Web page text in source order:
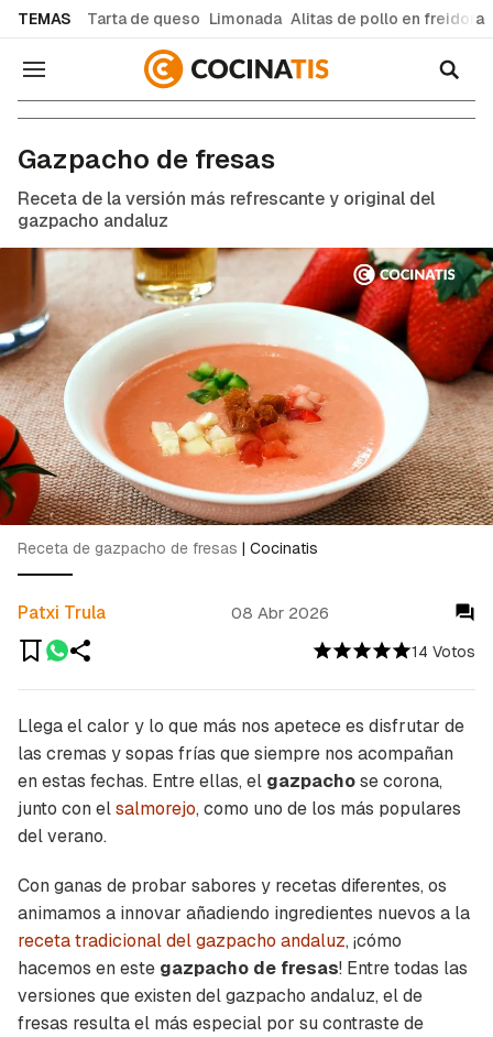
TEMAS Tarta de queso Limonada Alitas de pollo en freidora
Navegación
Gazpacho de fresas
Receta de la versión más refrescante y original del
gazpacho andaluz
14 Votos
Patxi Trula 08 Abr 2026
Receta de gazpacho de fresas | Cocinatis
Llega el calor y lo que más nos apetece es disfrutar de
las cremas y sopas frías que siempre nos acompañan
en estas fechas. Entre ellas, el gazpachose corona,
junto con elsalmorejo, como uno de los más populares
del verano.
Con ganas de probar sabores y recetas diferentes, os
animamos a innovar añadiendo ingredientes nuevos a la
receta tradicional del gazpacho andaluz, ¡cómo
hacemos en este gazpacho de fresas! Entre todas las
versiones que existen del gazpacho andaluz, el de
fresas resulta el más especial por su contraste de